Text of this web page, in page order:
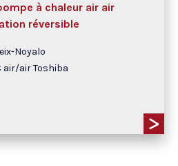
à chaleur air air
réversible
Noyalo
air/air Toshiba